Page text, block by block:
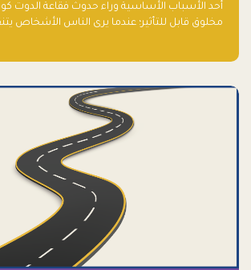
أحد الأسباب الأساسية وراء حدوث فقاعة الدوت
مخلوق قابل للتأثير؛ عندما يرى الناس الأشخاص